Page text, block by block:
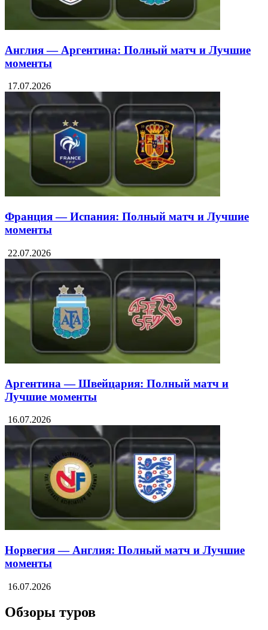
Англия — Аргентина: Полный матч и Лучшие
моменты
17.07.2026
Франция — Испания: Полный матч и Лучшие
моменты
22.07.2026
Аргентина — Швейцария: Полный матч и
Лучшие моменты
16.07.2026
Норвегия — Англия: Полный матч и Лучшие
моменты
16.07.2026
Обзоры туров